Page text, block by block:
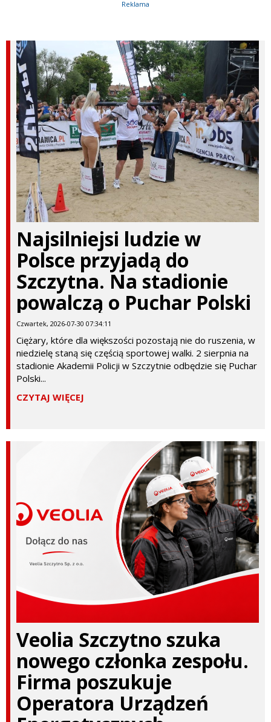
Reklama
Najsilniejsi ludzie w
Polsce przyjadą do
Szczytna. Na stadionie
powalczą o Puchar Polski
Czwartek, 2026-07-30 07:34:11
Ciężary, które dla większości pozostają nie do ruszenia, w
niedzielę staną się częścią sportowej walki. 2 sierpnia na
stadionie Akademii Policji w Szczytnie odbędzie się Puchar
Polski...
CZYTAJ WIĘCEJ
Veolia Szczytno szuka
nowego członka zespołu.
Firma poszukuje
Operatora Urządzeń